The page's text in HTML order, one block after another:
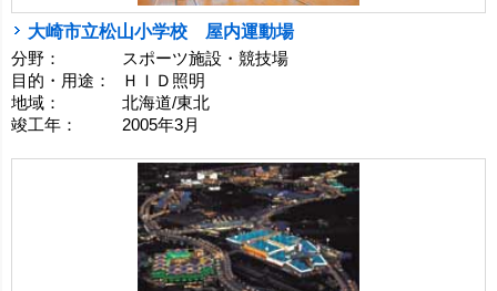
大崎市立松山小学校 屋内運動場
分野：
スポーツ施設・競技場
目的・用途：
ＨＩＤ照明
地域：
北海道/東北
竣工年：
2005年3月